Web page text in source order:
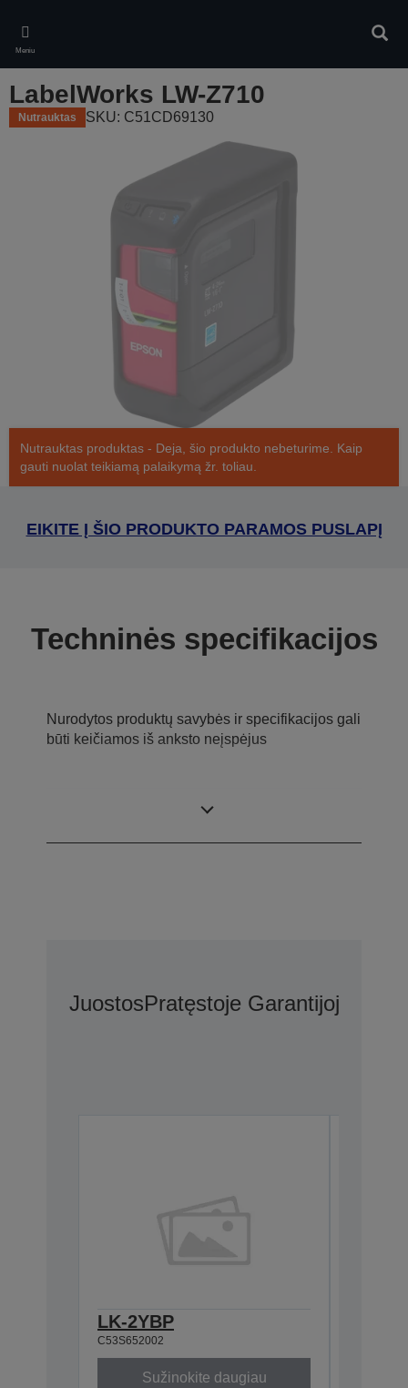
main
content
Meniu
LabelWorks LW-Z710
Nutrauktas SKU: C51CD69130
Nutrauktas produktas - Deja, šio produkto nebeturime. Kaip
gauti nuolat teikiamą palaikymą žr. toliau.
EIKITE Į ŠIO PRODUKTO PARAMOS PUSLAPĮ
Techninės specifikacijos
Nurodytos produktų savybės ir specifikacijos gali
būti keičiamos iš anksto neįspėjus
Kas yra dėžėje
JuostosPratęstoje Garantijoje
LK-2YBP
C53S652002
Sužinokite daugiau